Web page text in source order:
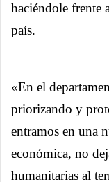
haciéndole frente
país.
«En el
priorizando y
entramos en una
económica, no
humanitarias al